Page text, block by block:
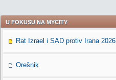
U FOKUSU NA MYCITY
Rat Izrael i SAD protiv Irana 2026
Orešnik